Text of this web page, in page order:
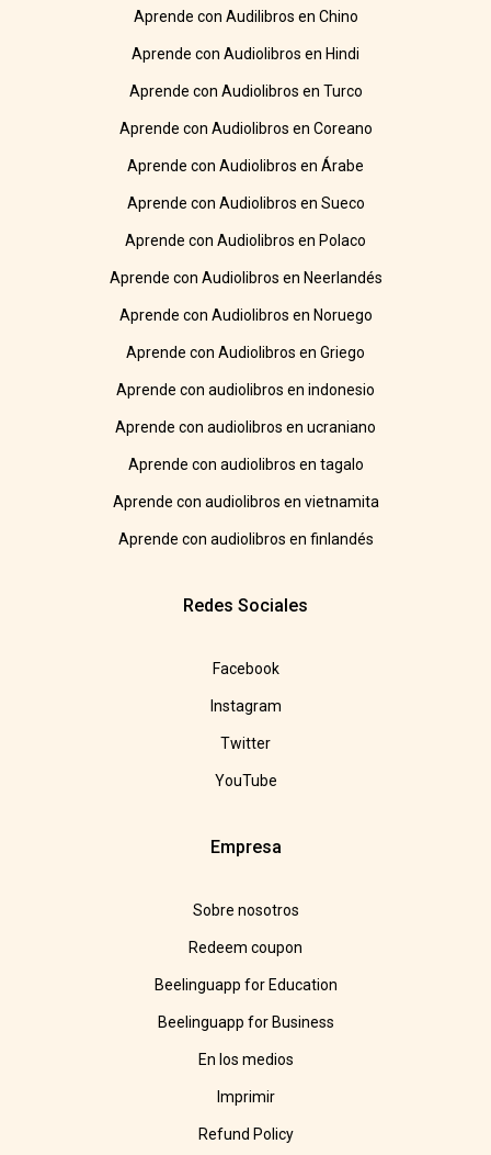
Aprende con Audilibros en Chino
Aprende con Audiolibros en Hindi
Aprende con Audiolibros en Turco
Aprende con Audiolibros en Coreano
Aprende con Audiolibros en Árabe
Aprende con Audiolibros en Sueco
Aprende con Audiolibros en Polaco
Aprende con Audiolibros en Neerlandés
Aprende con Audiolibros en Noruego
Aprende con Audiolibros en Griego
Aprende con audiolibros en indonesio
Aprende con audiolibros en ucraniano
Aprende con audiolibros en tagalo
Aprende con audiolibros en vietnamita
Aprende con audiolibros en finlandés
Redes Sociales
Facebook
Instagram
Twitter
YouTube
Empresa
Sobre nosotros
Redeem coupon
Beelinguapp for Education
Beelinguapp for Business
En los medios
Imprimir
Refund Policy